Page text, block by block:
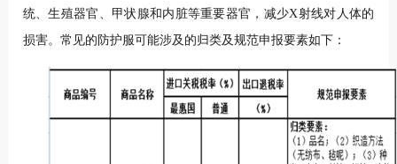
统、生殖器官、甲状腺和内脏等重要器官，减少X射线对人体的
损害。常见的防护服可能涉及的归类及规范申报要素如下：